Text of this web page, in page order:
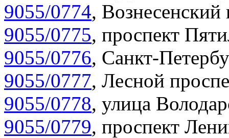
9055/0774, Вознесенский
9055/0775, проспект
9055/0776, Санкт-
9055/0777, Лесной
9055/0778, улица
9055/0779, проспект